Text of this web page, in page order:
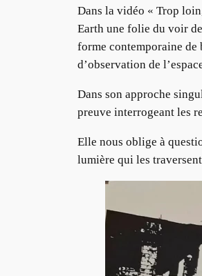
Dans la vidéo « Trop
Earth une folie du voir
forme contemporaine de
d’observation de
Dans son approche
preuve interrogeant les
Elle nous oblige à
lumière qui les